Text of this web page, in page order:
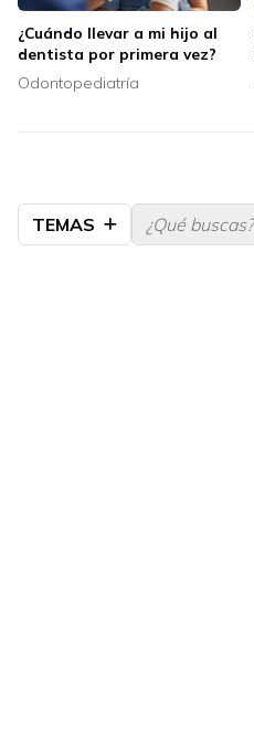
TEMAS
¿Cuándo llevar a mi hijo al
dentista por primera vez?
Odontopediatría